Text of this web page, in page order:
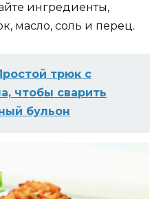
ингредиенты,
масло, соль и перец.
трюк с
чтобы сварить
бульон